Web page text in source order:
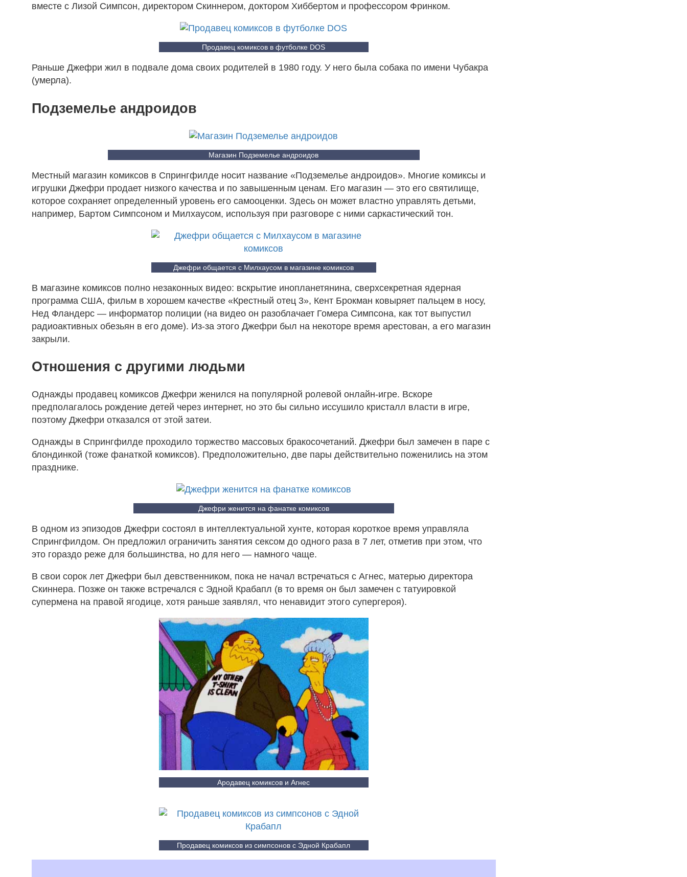
вместе с Лизой Симпсон, директором Скиннером, доктором Хиббертом и профессором Фринком.
Продавец комиксов в футболке DOS
Раньше Джефри жил в подвале дома своих родителей в 1980 году. У него была собака по имени Чубакра
(умерла).
Подземелье андроидов
Магазин Подземелье андроидов
Местный магазин комиксов в Спрингфилде носит название «Подземелье андроидов». Многие комиксы и
игрушки Джефри продает низкого качества и по завышенным ценам. Его магазин — это его святилище,
которое сохраняет определенный уровень его самооценки. Здесь он может властно управлять детьми,
например, Бартом Симпсоном и Милхаусом, используя при разговоре с ними саркастический тон.
Джефри общается с Милхаусом в магазине комиксов
В магазине комиксов полно незаконных видео: вскрытие инопланетянина, сверхсекретная ядерная
программа США, фильм в хорошем качестве «Крестный отец 3», Кент Брокман ковыряет пальцем в носу,
Нед Фландерс — информатор полиции (на видео он разоблачает Гомера Симпсона, как тот выпустил
радиоактивных обезьян в его доме). Из-за этого Джефри был на некоторе время арестован, а его магазин
закрыли.
Отношения с другими людьми
Однажды продавец комиксов Джефри женился на популярной ролевой онлайн-игре. Вскоре
предполагалось рождение детей через интернет, но это бы сильно иссушило кристалл власти в игре,
поэтому Джефри отказался от этой затеи.
Однажды в Спрингфилде проходило торжество массовых бракосочетаний. Джефри был замечен в паре с
блондинкой (тоже фанаткой комиксов). Предположительно, две пары действительно поженились на этом
празднике.
Джефри женится на фанатке комиксов
В одном из эпизодов Джефри состоял в интеллектуальной хунте, которая короткое время управляла
Спрингфилдом. Он предложил ограничить занятия сексом до одного раза в 7 лет, отметив при этом, что
это гораздо реже для большинства, но для него — намного чаще.
В свои сорок лет Джефри был девственником, пока не начал встречаться с Агнес, матерью директора
Скиннера. Позже он также встречался с Эдной Крабапл (в то время он был замечен с татуировкой
супермена на правой ягодице, хотя раньше заявлял, что ненавидит этого супергероя).
Ародавец комиксов и Агнес
Продавец комиксов из симпсонов с Эдной Крабапл